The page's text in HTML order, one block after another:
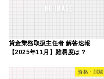
貸金業務取扱主任者 解答速報
【2025年11月】難易度は？
資格・試験